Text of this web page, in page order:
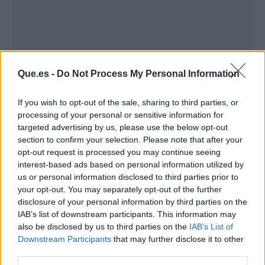
Que.es - Do Not Process My Personal Information
If you wish to opt-out of the sale, sharing to third parties, or
processing of your personal or sensitive information for
targeted advertising by us, please use the below opt-out
section to confirm your selection. Please note that after your
opt-out request is processed you may continue seeing
interest-based ads based on personal information utilized by
us or personal information disclosed to third parties prior to
your opt-out. You may separately opt-out of the further
disclosure of your personal information by third parties on the
IAB’s list of downstream participants. This information may
also be disclosed by us to third parties on the IAB’s List of
Downstream Participants that may further disclose it to other
Atrás Siguiente
ARTÍCULO ANTERIOR
CRUZ ROJA MOVILIZA
SUS RECURSOS PARA
ARTÍCULO SIGUIENTE
UN 24,4% DE LOS
CIUDADANOS